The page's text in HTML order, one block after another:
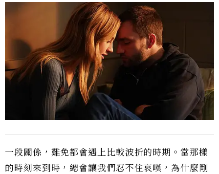
一段關係，難免都會遇上比較波折的時期。當那樣
的時刻來到時，總會讓我們忍不住哀嘆，為什麼剛